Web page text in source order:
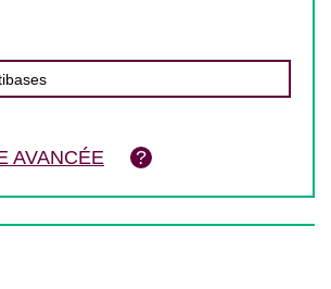
AVANCÉE